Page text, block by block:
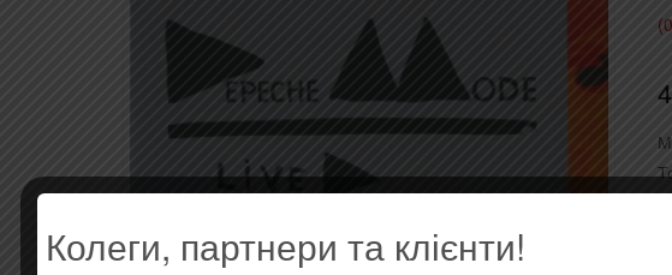
(0
Колеги, партнери та клієнти!